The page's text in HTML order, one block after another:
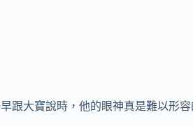
跟大寶說時，他的眼神真是難以形